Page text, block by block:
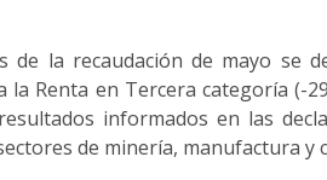
de la recaudación de mayo se
Renta en Tercera categoría (-
informados en las
de minería, manufactura y